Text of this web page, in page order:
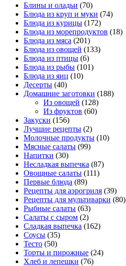
Блины и оладьи (70)
Блюда из круп и муки (74)
Блюда из курицы (172)
Блюда из морепродуктов (18)
Блюда из мяса (201)
Блюда из овощей (133)
Блюда из птицы (6)
Блюда из рыбы (101)
Блюда из яиц (10)
Десерты (40)
Домашние заготовки (188)
Из овощей (128)
Из фруктов (60)
Закуски (156)
Лучшие рецепты (2)
Молочные продукты (10)
Мясные салаты (99)
Напитки (30)
Несладкая выпечка (87)
Овощные салаты (111)
Первые блюда (89)
Рецепты для аэрогриля (39)
Рецепты для мультиварки (80)
Рыбные салаты (63)
Салаты с сыром (2)
Сладкая выпечка (162)
Соусы (35)
Тесто (50)
Торты и пирожные (24)
Хлеб и лепешки (76)